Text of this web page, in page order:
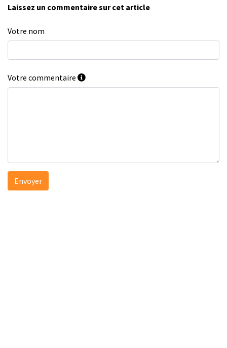
Laissez un commentaire sur cet article
Votre nom
Votre commentaire
Envoyer